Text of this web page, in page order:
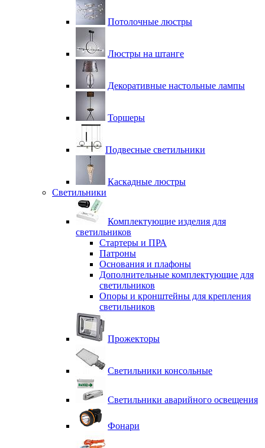
Потолочные люстры
Люстры на штанге
Декоративные настольные лампы
Торшеры
Подвесные светильники
Каскадные люстры
Светильники
Комплектующие изделия для
светильников
Стартеры и ПРА
Патроны
Основания и плафоны
Дополнительные комплектующие для
светильников
Опоры и кронштейны для крепления
светильников
Прожекторы
Светильники консольные
Светильники аварийного освещения
Фонари